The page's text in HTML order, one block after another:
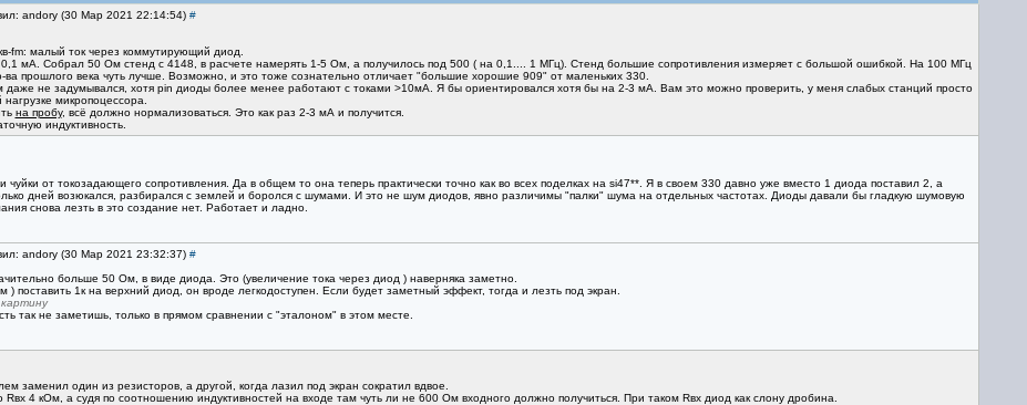
andory (30 Мар 2021 22:14:54) #
fm: малый ток через коммутирующий диод.
мА. Собрал 50 Ом стенд с 4148, в расчете намерять 1-5 Ом, а получилось под 500 ( на 0,1.... 1 МГц). Стенд большие сопротивления измеряет с большой ошибкой. На 100 МГц
ва прошлого века чуть лучше. Возможно, и это тоже сознательно отличает "большие хорошие 909" от маленьких 330.
даже не задумывался, хотя pin диоды более менее работают с токами >10мА. Я бы ориентировался хотя бы на 2-3 мА. Вам это можно проверить, у меня слабых станций просто
микропоцессора.
на пробу, всё должно нормализоваться. Это как раз 2-3 мА и получится.
индуктивность.
чуйки от токозадающего сопротивления. Да в общем то она теперь практически точно как во всех поделках на si47**. Я в своем 330 давно уже вместо 1 диода поставил 2, а
дней возюкался, разбирался с землей и боролся с шумами. И это не шум диодов, явно различимы "палки" шума на отдельных частотах. Диоды давали бы гладкую шумовую
снова лезть в это создание нет. Работает и ладно.
andory (30 Мар 2021 23:32:37) #
больше 50 Ом, в виде диода. Это (увеличение тока через диод ) наверняка заметно.
поставить 1к на верхний диод, он вроде легкодоступен. Если будет заметный эффект, тогда и лезть под экран.
так не заметишь, только в прямом сравнении с "эталоном" в этом месте.
заменил один из резисторов, а другой, когда лазил под экран сократил вдвое.
Rвх 4 кОм, а судя по соотношению индуктивностей на входе там чуть ли не 600 Ом входного должно получиться. При таком Rвх диод как слону дробина.